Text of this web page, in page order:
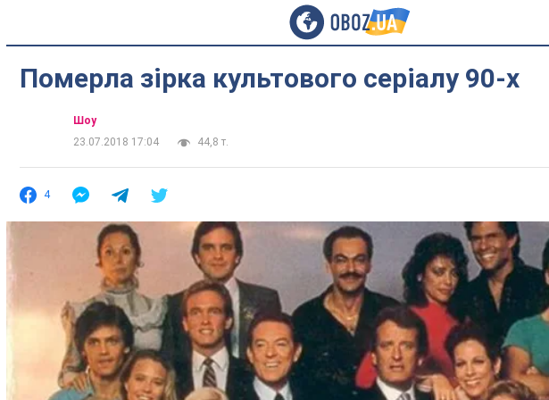
Померла зірка культового серіалу 90-х
Шоу
23.07.2018 17:04
44,8 т.
4